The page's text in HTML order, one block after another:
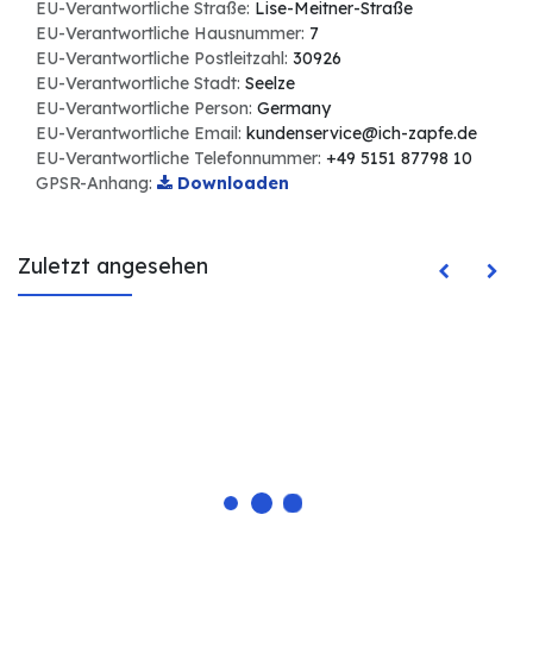
EU-Verantwortliche Straße: Lise-Meitner-Straße
EU-Verantwortliche Hausnummer: 7
EU-Verantwortliche Postleitzahl: 30926
EU-Verantwortliche Stadt: Seelze
EU-Verantwortliche Person: Germany
EU-Verantwortliche Email: kundenservice@ich-zapfe.de
EU-Verantwortliche Telefonnummer: +49 5151 87798 10
GPSR-Anhang:
Downloaden
Zuletzt angesehen